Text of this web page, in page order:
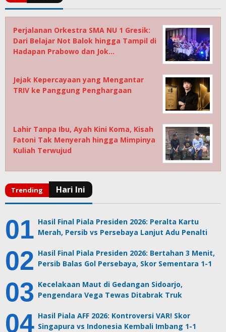
Perjalanan Orkestra SMA NU 1 Gresik:
Dari Belajar Not Balok hingga Tampil di
Hadapan Prabowo dan Jok…
Jejak Kepercayaan yang Mengantar
TRIV ke Panggung Penghargaan
Lahir Tanpa Ibu, Ayah Kini Koma, Kisah
Fatoni Tak Menyerah hingga Mimpinya
Kuliah Terwujud
Hasil Final Piala Presiden 2026: Peralta Kartu
Merah, Persib vs Persebaya Lanjut Adu Penalti
Hasil Final Piala Presiden 2026: Bertahan 3 Menit,
Persib Balas Gol Persebaya, Skor Sementara 1-1
Kecelakaan Maut di Gedangan Sidoarjo,
Pengendara Vega Tewas Ditabrak Truk
Hasil Piala AFF 2026: Kontroversi VAR! Skor
Singapura vs Indonesia Kembali Imbang 1-1